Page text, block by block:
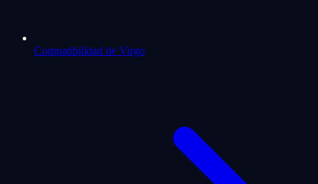
Compatibilidad de Virgo